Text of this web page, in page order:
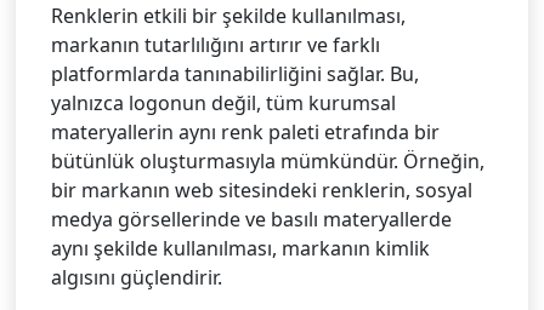
Renklerin etkili bir şekilde kullanılması,
markanın tutarlılığını artırır ve farklı
platformlarda tanınabilirliğini sağlar. Bu,
yalnızca logonun değil, tüm kurumsal
materyallerin aynı renk paleti etrafında bir
bütünlük oluşturmasıyla mümkündür. Örneğin,
bir markanın web sitesindeki renklerin, sosyal
medya görsellerinde ve basılı materyallerde
aynı şekilde kullanılması, markanın kimlik
algısını güçlendirir.